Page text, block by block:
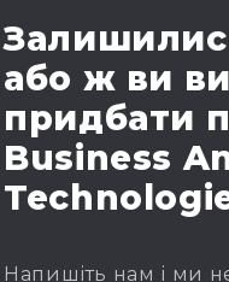
або ж ви
придбати
Business
Напишіть нам і ми